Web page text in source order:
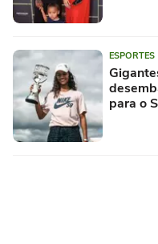
ESPORTES
para o